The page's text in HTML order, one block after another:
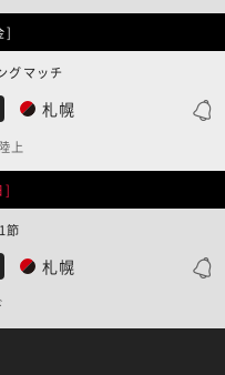
]
札幌
マッチ
上
]
札幌